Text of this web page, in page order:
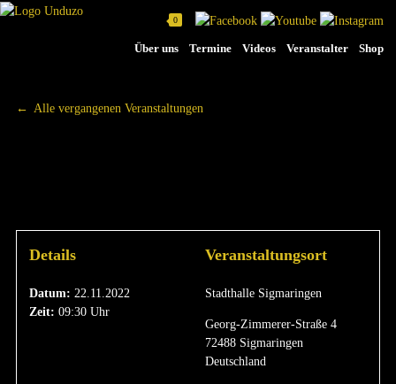
0
Über uns Termine Videos Veranstalter Shop
Alle vergangenen Veranstaltungen
Details
Datum: 22.11.2022
Zeit: 09:30 Uhr
Veranstaltungsort
Stadthalle Sigmaringen
Georg-Zimmerer-Straße 4
72488 Sigmaringen
Deutschland